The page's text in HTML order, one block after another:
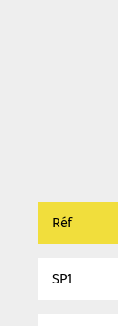
Réf
SP1